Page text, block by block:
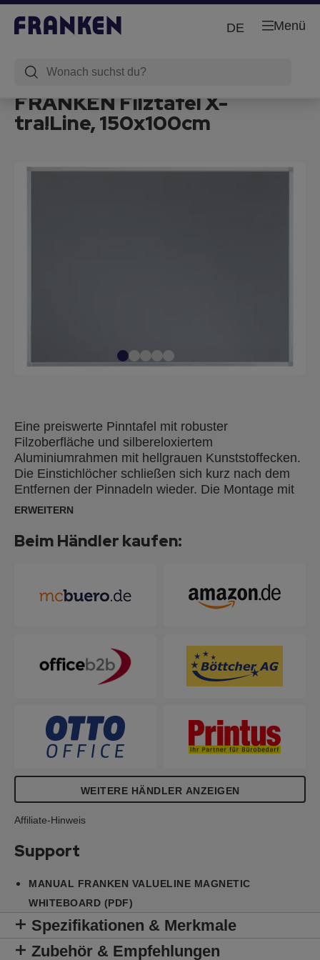
Menü
DE
FRANKEN Filztafel X-
tra!Line, 150x100cm
Eine preiswerte Pinntafel mit robuster
Filzoberfläche und silbereloxiertem
Aluminiumrahmen mit hellgrauen Kunststoffecken.
Die Einstichlöcher schließen sich kurz nach dem
Entfernen der Pinnadeln wieder. Die Montage mit
der Spiegelaufhängung oder verdeckt durch die
oder Querformat erfolgen.
ERWEITERN
Beim Händler kaufen:
WEITERE HÄNDLER ANZEIGEN
Affiliate-Hinweis
Support
MANUAL FRANKEN VALUELINE MAGNETIC
WHITEBOARD (PDF)
Spezifikationen & Merkmale
Zubehör & Empfehlungen